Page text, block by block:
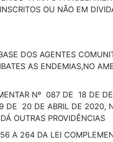
OU NÃO EM
DOS AGENTES
AS ENDEMIAS,NO
Nº 087 DE 18 DE
DE 20 DE ABRIL DE 2020,
OUTRAS PROVIDÊNCIAS
A 264 DA LEI